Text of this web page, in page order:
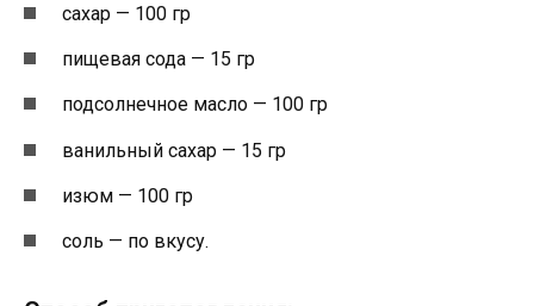
сахар — 100 гр
пищевая сода — 15 гр
подсолнечное масло — 100 гр
ванильный сахар — 15 гр
изюм — 100 гр
соль — по вкусу.